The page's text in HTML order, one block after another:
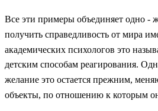
Все эти примеры объединяет одно -
получить справедливость от мира
академических психологов это
детским способам реагирования.
желание это остается прежним,
объекты, по отношению к которым